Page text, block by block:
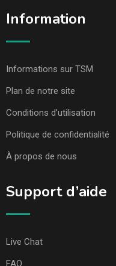
Information
Informations sur TSM
Plan de notre site
Conditions d’utilisation
Politique de confidentialité
À propos de nous
Support d’aide
Live Chat
FAQ